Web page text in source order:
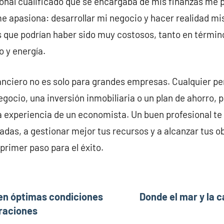
apasiona: desarrollar mi negocio y hacer realidad
podrían haber sido muy costosos, tanto en
y energía.
no es solo para grandes empresas. Cualquier
una inversión inmobiliaria o un plan de ahorro,
de un economista. Un buen profesional
a gestionar mejor tus recursos y a alcanzar tus
paso para el éxito.
óptimas condiciones
Donde el mar y la